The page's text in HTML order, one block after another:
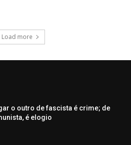
Load more
o outro de fascista é crime; de
é elogio